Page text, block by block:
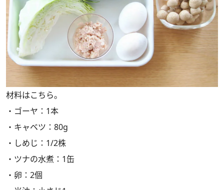
材料はこちら。
・ゴーヤ：1本
・キャベツ：80g
・しめじ：1/2株
・ツナの水煮：1缶
・卵：2個